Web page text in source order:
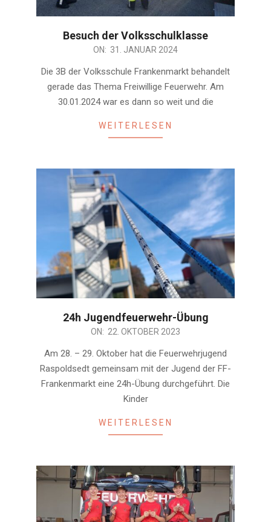
Besuch der Volksschulklasse
ON: 31. JANUAR 2024
Die 3B der Volksschule Frankenmarkt behandelt
gerade das Thema Freiwillige Feuerwehr. Am
30.01.2024 war es dann so weit und die
WEITERLESEN
24h Jugendfeuerwehr-Übung
ON: 22. OKTOBER 2023
Am 28. – 29. Oktober hat die Feuerwehrjugend
Raspoldsedt gemeinsam mit der Jugend der FF-
Frankenmarkt eine 24h-Übung durchgeführt. Die
Kinder
WEITERLESEN